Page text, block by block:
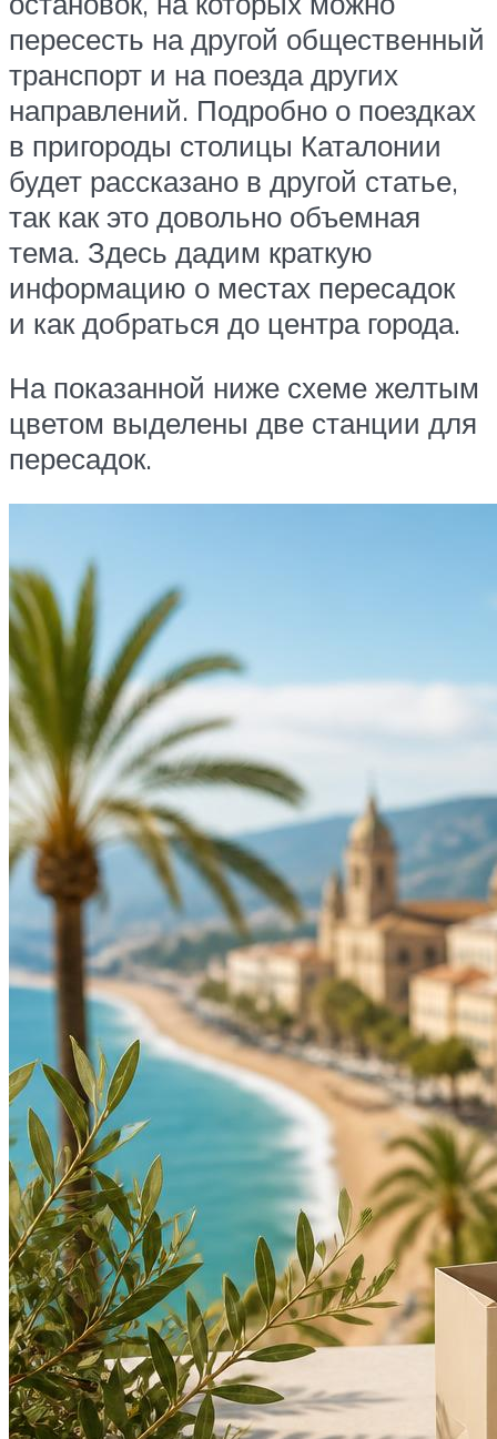
пересесть на другой общественный
транспорт и на поезда других
направлений. Подробно о поездках
в пригороды столицы Каталонии
будет рассказано в другой статье,
так как это довольно объемная
тема. Здесь дадим краткую
информацию о местах пересадок
и как добраться до центра города.
На показанной ниже схеме желтым
цветом выделены две станции для
пересадок.